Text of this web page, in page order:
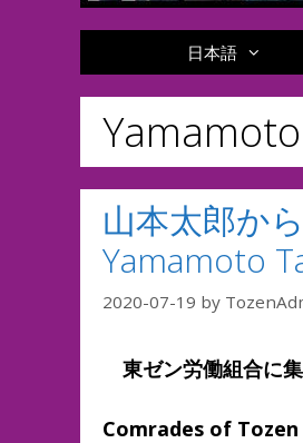
日本語
山本太郎か
Yamamoto
2020-07-19 by
東ゼン労働組合に
Comrades of